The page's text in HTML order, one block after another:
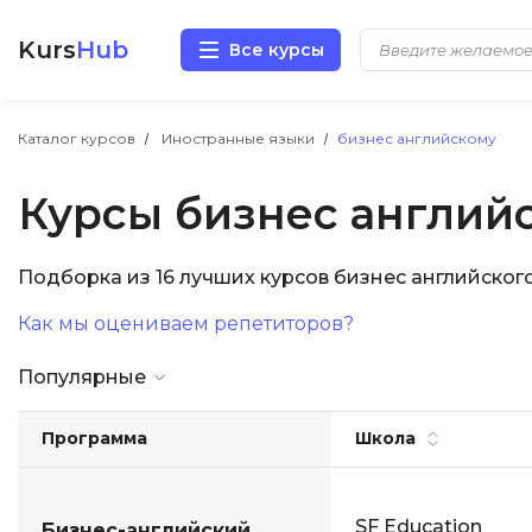
KursHub Все курсы
Каталог курсов Иностранные языки бизнес английскому
Курсы бизнес
Подборка из 16 лучших курсов бизнес
Как мы оцениваем репетиторов?
Популярные
Программа Школа
SF Education
Разработка
Маркетинг
Аналитика
Иностранные языки